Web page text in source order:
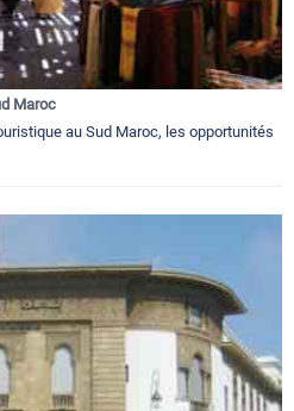
Maroc
au Sud Maroc, les opportunités